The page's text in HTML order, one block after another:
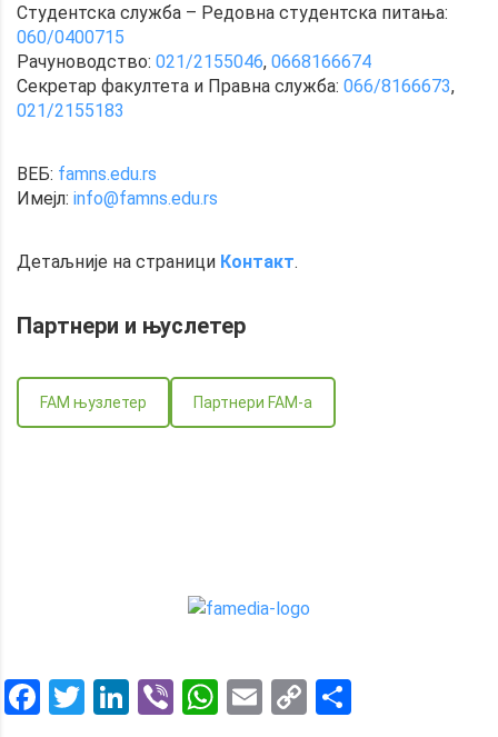
Студентска служба – Редовна студентска питања:
060/0400715
Рачуноводство: 021/2155046, 0668166674
Секретар факултета и Правна служба: 066/8166673,
021/2155183
ВЕБ: famns.edu.rs
Имејл: info@famns.edu.rs
Детаљније на страници Контакт.
Партнери и њуслетер
FAM њузлетер Партнери FAM-a
Facebook
Twitter
LinkedIn
ViberWhatsApp
Email
Copy